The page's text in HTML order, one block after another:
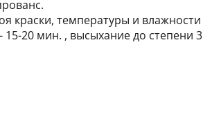
краски, температуры и
20 мин. , высыхание до степени